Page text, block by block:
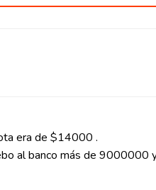
era de $14000 .
al banco más de